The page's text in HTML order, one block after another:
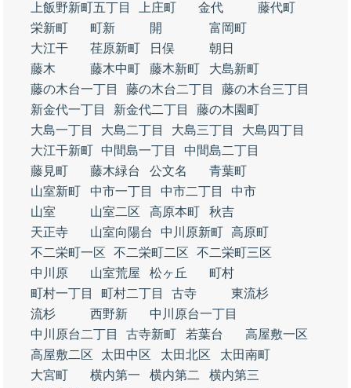
上飯野新町五丁目
上庄町 金代
藤代町
栄新町
町新 開
富岡町
大江干
荏原新町 日俣
朝日
藤木
藤木中町 藤木新町
大島新町
藤の木台一丁目
藤の木台二丁目
藤の木台三丁目
新金代一丁目
新金代二丁目
藤の木園町
大島一丁目
大島二丁目 大島三丁目
大島四丁目
大江干新町
中間島一丁目
中間島二丁目
藤見町
藤木緑台 公文名
青葉町
山室新町
中市一丁目 中市二丁目
中市
山室
山室二区 高原本町
秋吉
天正寺
山室向陽台 中川原新町 高原町
不二栄町一区
不二栄町二区
不二栄町三区
中川原
山室荒屋 松ヶ丘
町村
町村一丁目
町村二丁目 古寺
東流杉
流杉
西野新
中川原台一丁目
中川原台二丁目
古寺新町 若葉台
高屋敷一区
高屋敷二区
太田中区 太田北区
太田南町
大宮町
横内第一 横内第二
横内第三